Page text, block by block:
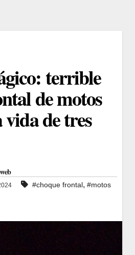
terrible
de motos
vida de tres
#choque frontal, #motos